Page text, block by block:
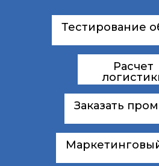
Тестирование
Расчет
Заказать